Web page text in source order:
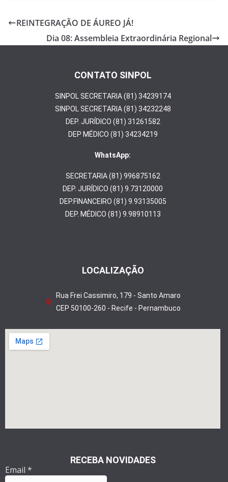
b er e
REINTEGRAÇÃO DE ÁUREO JÁ!
Dia 08: Assembleia Extraordinária Regional
CONTATO SINPOL
SINPOL SECRETARIA (81) 34239174
SINPOL SECRETARIA (81) 34232248
DEP. JURÍDICO (81) 31261582
DEP MÉDICO (81) 34234219
WhatsApp:
SECRETARIA (81) 996875162
DEP. JURÍDICO (81) 9.73120000
DEP.FINANCEIRO (81) 9.93135005
DEP. MÉDICO (81) 9.98910113
LOCALIZAÇÃO
Rua Frei Cassimiro, 179 - Santo Amaro
CEP 50100-260 - Recife - Pernambuco
RECEBA NOVIDADES
Email *